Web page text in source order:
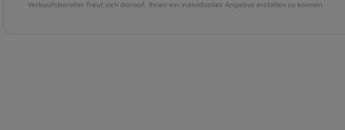
Verkaufsberater freut sich darauf, Ihnen ein individuelles Angebot erstellen zu können.